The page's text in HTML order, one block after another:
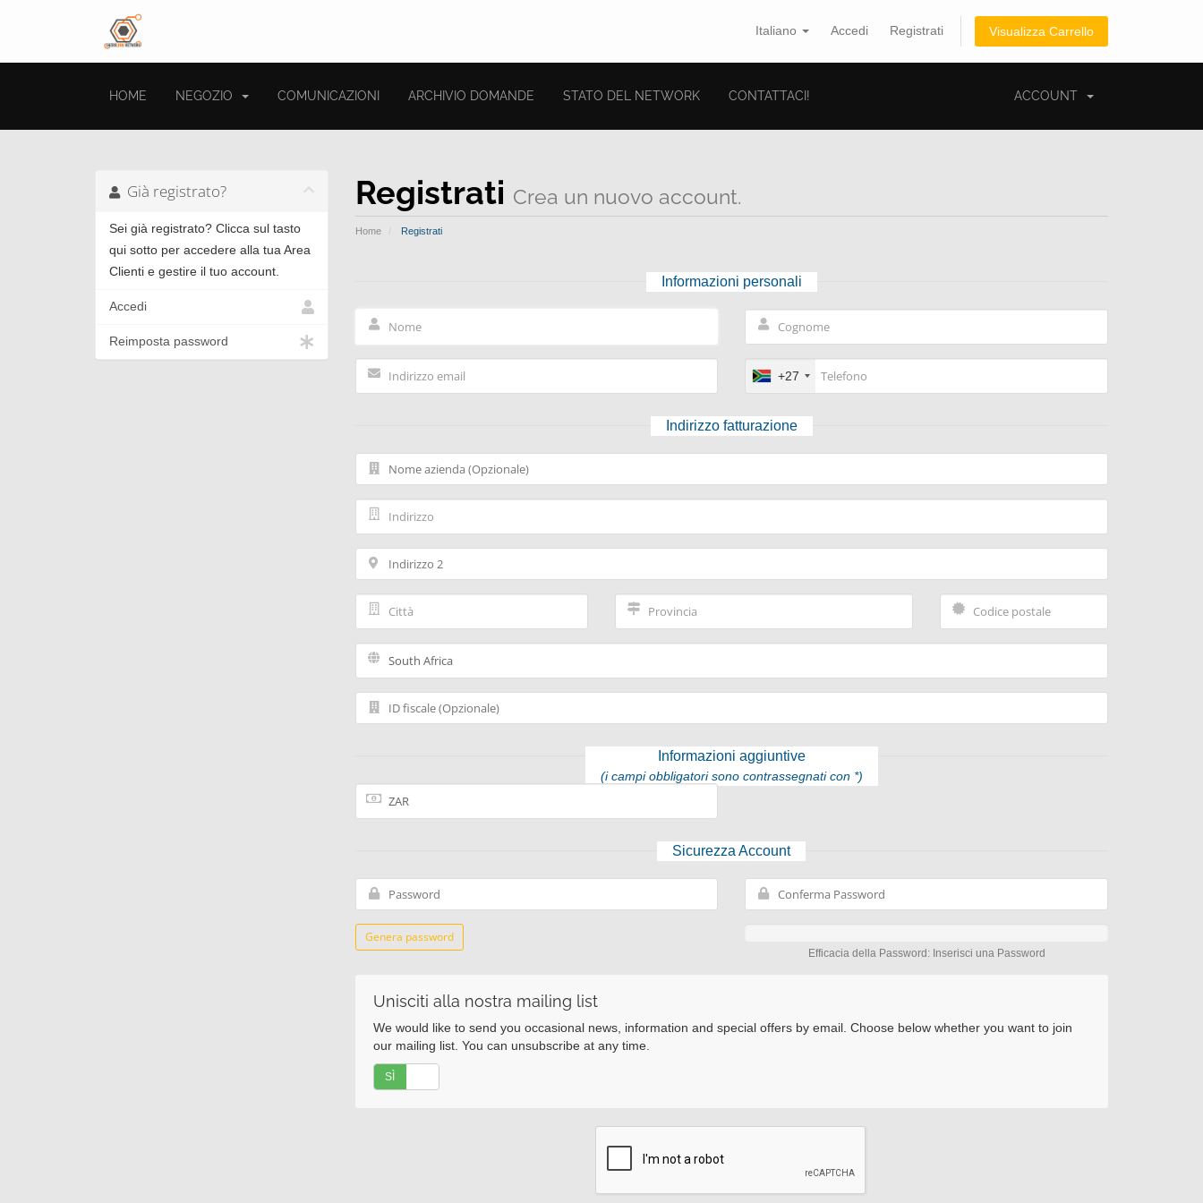
Italiano Accedi Registrati Visualizza Carrello
HOME NEGOZIO COMUNICAZIONI ARCHIVIO DOMANDE STATO DEL NETWORK CONTATTACI! ACCOUNT
Registrati Crea un nuovo account.
Home Registrati
Già registrato?
Sei già registrato? Clicca sul tasto
qui sotto per accedere alla tua Area
Clienti e gestire il tuo account.
Accedi
Reimposta password
Informazioni personali
+27
Indirizzo fatturazione
Informazioni aggiuntive
(i campi obbligatori sono contrassegnati con *)
Sicurezza Account
Genera password
Efficacia della Password: Inserisci una Password
Unisciti alla nostra mailing list
We would like to send you occasional news, information and special offers by email. Choose below whether you want to join
our mailing list. You can unsubscribe at any time.
SÌ